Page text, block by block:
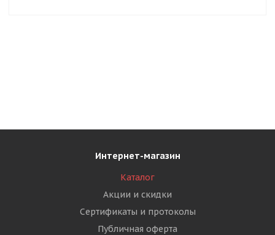
Интернет-магазин
Каталог
Акции и скидки
Сертификаты и протоколы
Публичная оферта